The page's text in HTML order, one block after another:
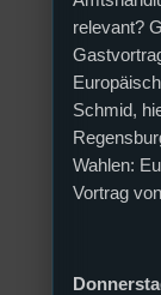
relevant?
Schmid,
Wahlen:
Vortrag